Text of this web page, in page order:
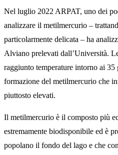
Nel luglio 2022 ARPAT, uno dei
analizzare il metilmercurio –
particolarmente delicata – ha
Alviano prelevati dall’Università.
raggiunto temperature intorno ai
formazione del metilmercurio che
piuttosto elevati.
Il metilmercurio è il composto più
estremamente biodisponibile ed è
popolano il fondo del lago e che